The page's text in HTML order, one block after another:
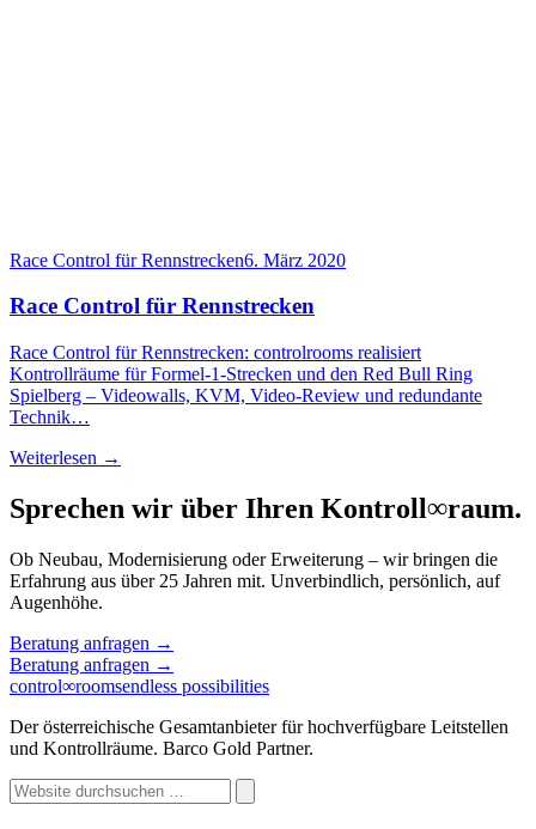
Race Control für Rennstrecken6. März 2020
Race Control für Rennstrecken
Race Control für Rennstrecken: controlrooms realisiert
Kontrollräume für Formel-1-Strecken und den Red Bull Ring
Spielberg – Videowalls, KVM, Video-Review und redundante
Technik…
Weiterlesen →
Sprechen wir über Ihren Kontroll∞raum.
Ob Neubau, Modernisierung oder Erweiterung – wir bringen die
Erfahrung aus über 25 Jahren mit. Unverbindlich, persönlich, auf
Augenhöhe.
Beratung anfragen →
Beratung anfragen →
control∞roomsendless possibilities
Der österreichische Gesamtanbieter für hochverfügbare Leitstellen
und Kontrollräume. Barco Gold Partner.
Website
durchsuchen